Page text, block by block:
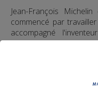
Jean-François
commencé par
accompagné
Hackett, en
tremplin de saut à